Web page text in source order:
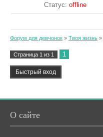
Статус:offline
Форум для девчонок » Твоя жизнь »
Страница 1 из 1 1
О сайте